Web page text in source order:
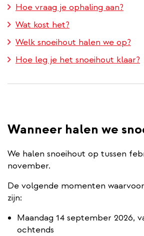
Hoe vraag je ophaling aan?
Wat kost het?
Welk snoeihout halen we op?
Hoe leg je het snoeihout klaar?
Wanneer halen we
We halen snoeihout op tussen
november.
De volgende momenten
zijn:
Maandag 14 september 2026,
ochtends